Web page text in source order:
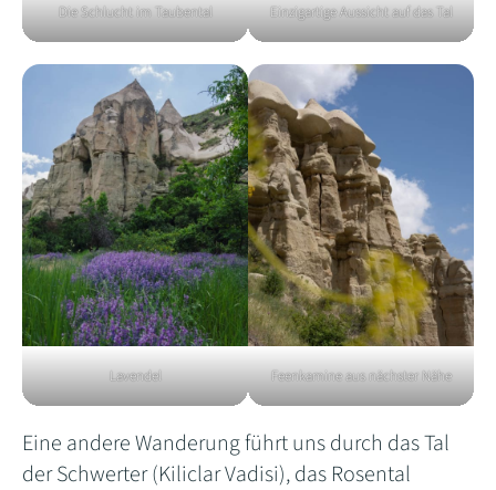
Die Schlucht im Taubental Einzigartige Aussicht auf das Tal
Lavendel Feenkamine aus nächster Nähe
Eine andere Wanderung führt uns durch das Tal
der Schwerter (Kiliclar Vadisi), das Rosental